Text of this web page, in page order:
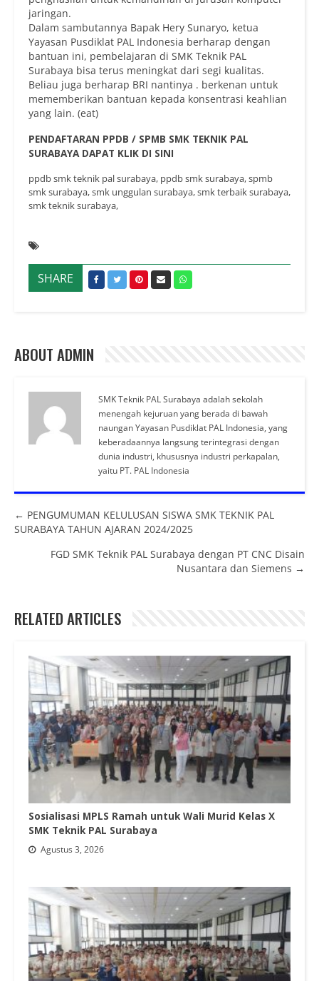
jaringan.
Dalam sambutannya Bapak Hery Sunaryo, ketua
Yayasan Pusdiklat PAL Indonesia berharap dengan
bantuan ini, pembelajaran di SMK Teknik PAL
Surabaya bisa terus meningkat dari segi kualitas.
Beliau juga berharap BRI nantinya . berkenan untuk
mememberikan bantuan kepada konsentrasi keahlian
yang lain. (eat)
PENDAFTARAN PPDB / SPMB SMK TEKNIK PAL
SURABAYA DAPAT KLIK DI SINI
ppdb smk teknik pal surabaya, ppdb smk surabaya, spmb
smk surabaya, smk unggulan surabaya, smk terbaik surabaya,
smk teknik surabaya,
SHARE
ABOUT ADMIN
SMK Teknik PAL Surabaya adalah sekolah
menengah kejuruan yang berada di bawah
naungan Yayasan Pusdiklat PAL Indonesia, yang
keberadaannya langsung terintegrasi dengan
dunia industri, khususnya industri perkapalan,
yaitu PT. PAL Indonesia
Posts navigation
← PENGUMUMAN KELULUSAN SISWA SMK TEKNIK PAL
SURABAYA TAHUN AJARAN 2024/2025
FGD SMK Teknik PAL Surabaya dengan PT CNC Disain
Nusantara dan Siemens →
RELATED ARTICLES
Sosialisasi MPLS Ramah untuk Wali Murid Kelas X
SMK Teknik PAL Surabaya
Agustus 3, 2026